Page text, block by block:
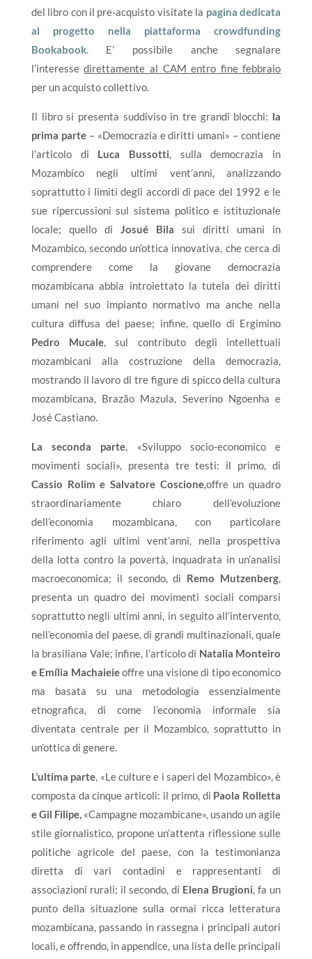
del libro con il pre-acquisto visitate la pagina dedicata
al progetto nella piattaforma crowdfunding
Bookabook. E’ possibile anche segnalare
l’interessedirettamente al CAM entro fine febbraio
per un acquisto collettivo.
Il libro si presenta suddiviso in tre grandi blocchi: la
prima parte– «Democrazia e diritti umani» – contiene
l’articolo di Luca Bussotti, sulla democrazia in
Mozambico negli ultimi vent’anni, analizzando
soprattutto i limiti degli accordi di pace del 1992 e le
sue ripercussioni sul sistema politico e istituzionale
locale; quello di Josué Bila sui diritti umani in
Mozambico, secondo un’ottica innovativa, che cerca di
comprendere come la giovane democrazia
mozambicana abbia introiettato la tutela dei diritti
umani nel suo impianto normativo ma anche nella
cultura diffusa del paese; infine, quello di Ergimino
Pedro Mucale, sul contributo degli intellettuali
mozambicani alla costruzione della democrazia,
mostrando il lavoro di tre figure di spicco della cultura
mozambicana, Brazão Mazula, Severino Ngoenha e
José Castiano.
La seconda parte, «Sviluppo socio-economico e
movimenti sociali», presenta tre testi: il primo, di
Cassio Rolim e Salvatore Coscione,offre un quadro
straordinariamente chiaro dell’evoluzione
dell’economia mozambicana, con particolare
riferimento agli ultimi vent’anni, nella prospettiva
della lotta contro la povertà, inquadrata in un’analisi
macroeconomica; il secondo, di Remo Mutzenberg,
presenta un quadro dei movimenti sociali comparsi
soprattutto negli ultimi anni, in seguito all’intervento,
nell’economia del paese, di grandi multinazionali, quale
la brasiliana Vale; infine, l’articolo di Natalia Monteiro
e Emília Machaieieoffre una visione di tipo economico
ma basata su una metodologia essenzialmente
etnografica, di come l’economia informale sia
diventata centrale per il Mozambico, soprattutto in
un’ottica di genere.
L’ultima parte, «Le culture e i saperi del Mozambico», è
composta da cinque articoli: il primo, di Paola Rolletta
eGil Filipe, «Campagne mozambicane», usando un agile
stile giornalistico, propone un’attenta riflessione sulle
politiche agricole del paese, con la testimonianza
diretta di vari contadini e rappresentanti di
associazioni rurali; il secondo, di Elena Brugioni, fa un
punto della situazione sulla ormai ricca letteratura
mozambicana, passando in rassegna i principali autori
locali, e offrendo, in appendice, una lista delle principali